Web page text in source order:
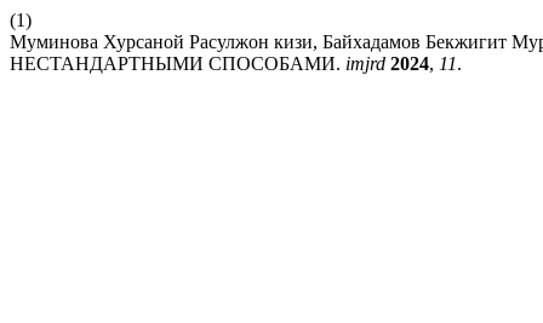
(1)
Муминова Хурсаной Расулжон кизи, Байхадамов
НЕСТАНДАРТНЫМИ СПОСОБАМИ. imjrd 2024, 11.